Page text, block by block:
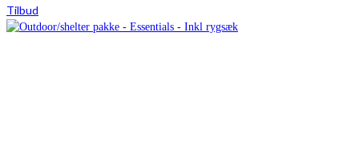
Tilbud